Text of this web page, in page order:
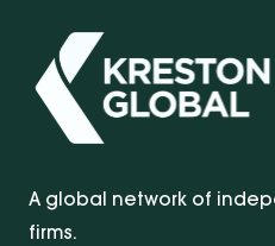
A global network of
firms.